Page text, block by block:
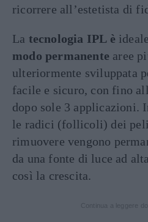
ricorrere all’estetista di
La tecnologia IPL è
modo permanente aree
ulteriormente sviluppata
facile e sicuro, con fino
dopo sole 3 applicazioni.
le radici (follicoli) dei peli
rimuovere vengono
da una fonte di luce ad
così la crescita.